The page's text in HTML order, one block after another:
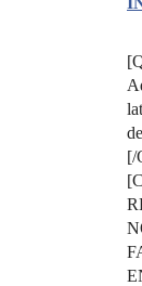
[/